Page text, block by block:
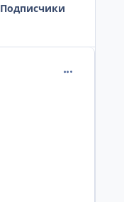
Подписчики